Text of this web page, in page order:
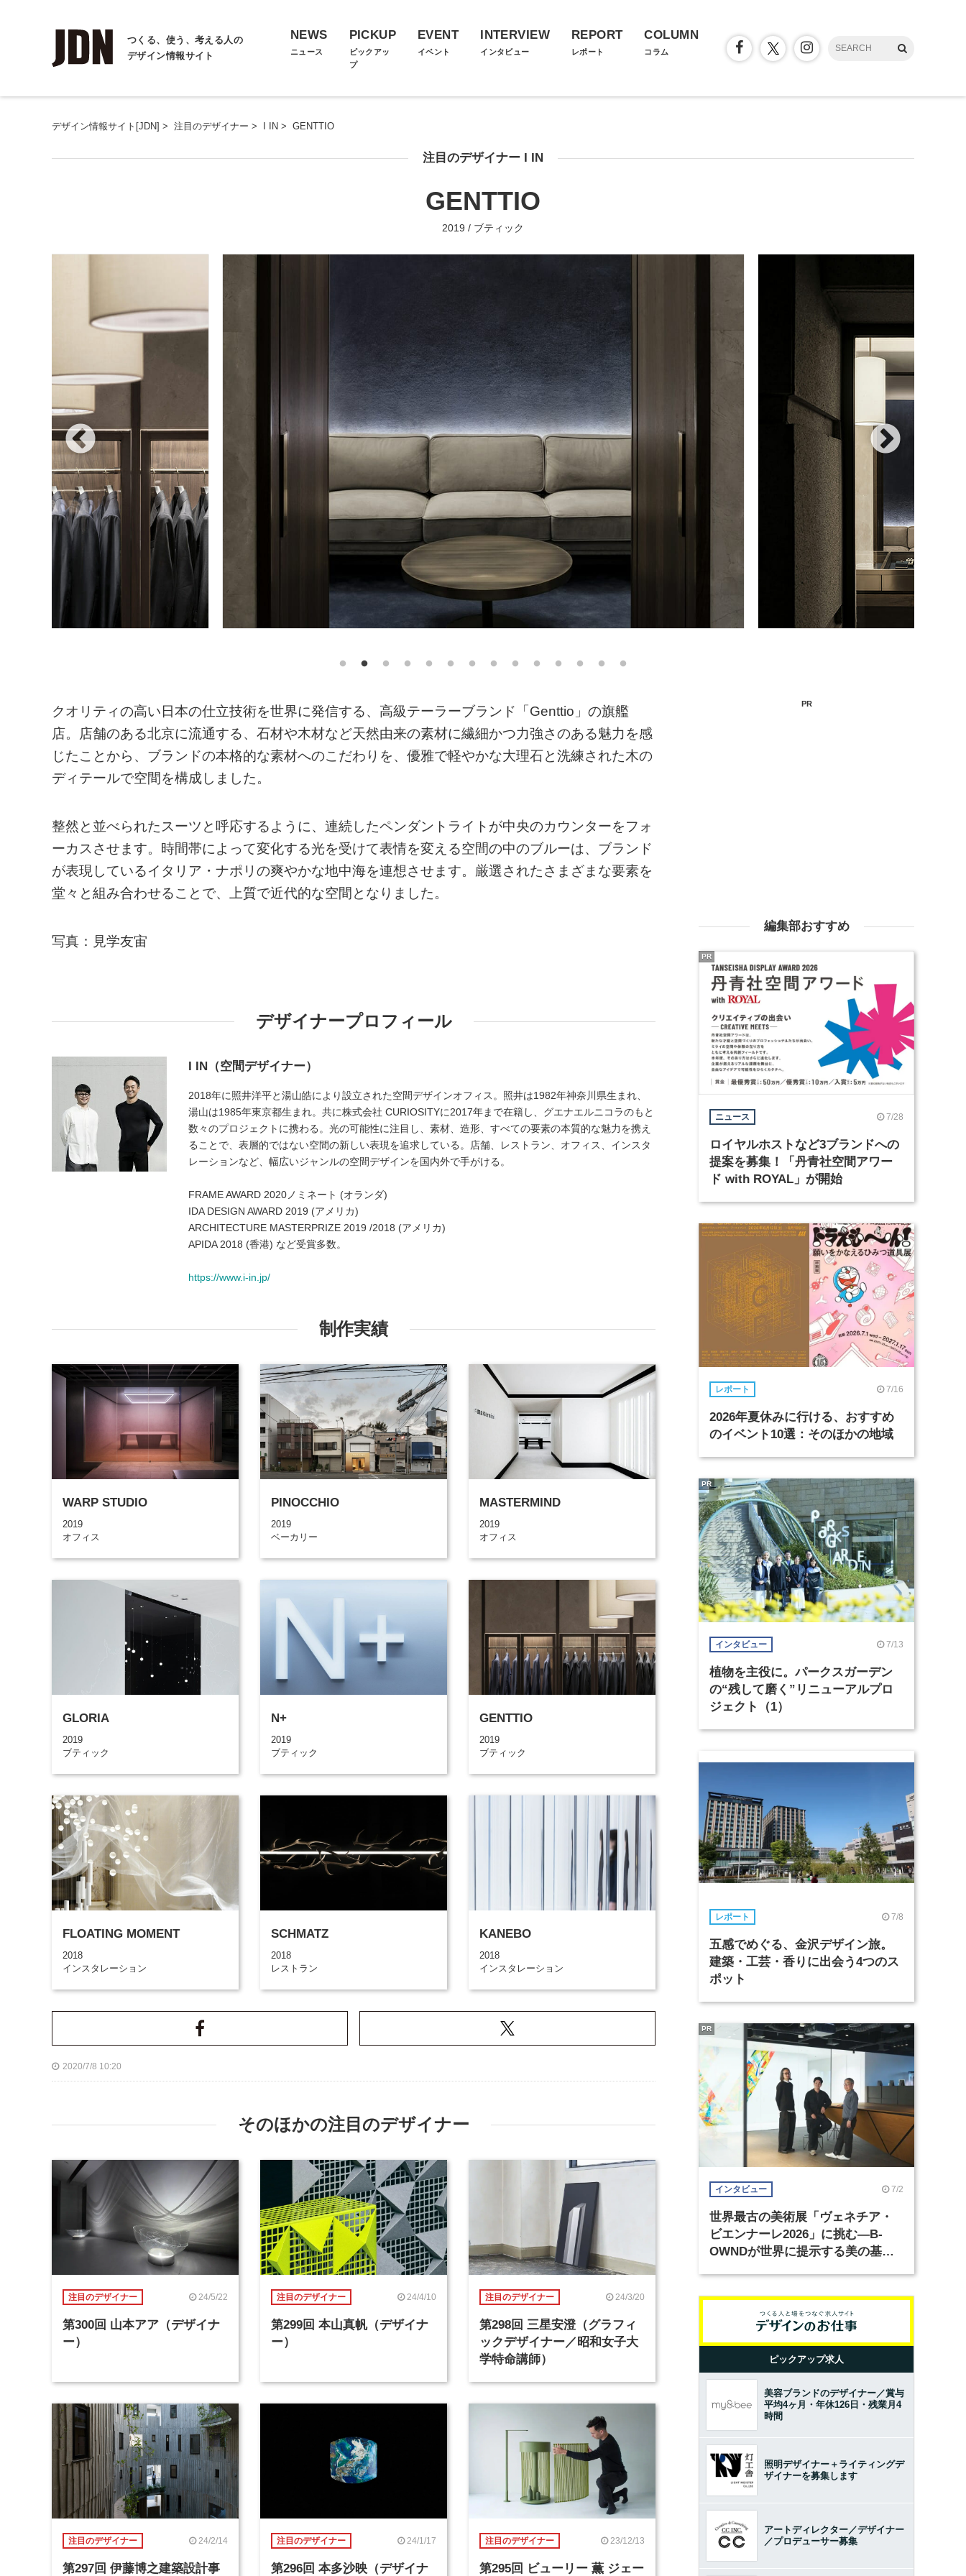
つくる、使う、考える人の
デザイン情報サイト
NEWS
ニュース
PICKUP
ピックアッ
プ
EVENT
イベント
INTERVIEW
インタビュー
REPORT
レポート
COLUMN
コラム
デザイン情報サイト[JDN] > 注目のデザイナー > I IN > GENTTIO
注目のデザイナー I IN
GENTTIO
2019 / ブティック
クオリティの高い日本の仕立技術を世界に発信する、高級テーラーブランド「Genttio」の旗艦
店。店舗のある北京に流通する、石材や木材など天然由来の素材に繊細かつ力強さのある魅力を感
じたことから、ブランドの本格的な素材へのこだわりを、優雅で軽やかな大理石と洗練された木の
ディテールで空間を構成しました。
整然と並べられたスーツと呼応するように、連続したペンダントライトが中央のカウンターをフォ
ーカスさせます。時間帯によって変化する光を受けて表情を変える空間の中のブルーは、ブランド
が表現しているイタリア・ナポリの爽やかな地中海を連想させます。厳選されたさまざまな要素を
堂々と組み合わせることで、上質で近代的な空間となりました。
写真：見学友宙
デザイナープロフィール
I IN（空間デザイナー）
2018年に照井洋平と湯山皓により設立された空間デザインオフィス。照井は1982年神奈川県生まれ、
湯山は1985年東京都生まれ。共に株式会社 CURIOSITYに2017年まで在籍し、グエナエルニコラのもと
数々のプロジェクトに携わる。光の可能性に注目し、素材、造形、すべての要素の本質的な魅力を携え
ることで、表層的ではない空間の新しい表現を追求している。店舗、レストラン、オフィス、インスタ
レーションなど、幅広いジャンルの空間デザインを国内外で手がける。
FRAME AWARD 2020ノミネート (オランダ)
IDA DESIGN AWARD 2019 (アメリカ)
ARCHITECTURE MASTERPRIZE 2019 /2018 (アメリカ)
APIDA 2018 (香港) など受賞多数。
https://www.i-in.jp/
制作実績
WARP STUDIO
2019
オフィス
PINOCCHIO
2019
ベーカリー
MASTERMIND
2019
オフィス
GLORIA
2019
ブティック
N+
2019
ブティック
GENTTIO
2019
ブティック
FLOATING MOMENT
2018
インスタレーション
SCHMATZ
2018
レストラン
KANEBO
2018
インスタレーション
2020/7/8 10:20
そのほかの注目のデザイナー
注目のデザイナー 24/5/22
第300回 山本アア（デザイナ
ー）
注目のデザイナー 24/4/10
第299回 本山真帆（デザイナ
ー）
注目のデザイナー 24/3/20
第298回 三星安澄（グラフィ
ックデザイナー／昭和女子大
学特命講師）
注目のデザイナー 24/2/14
第297回 伊藤博之建築設計事
注目のデザイナー 24/1/17
第296回 本多沙映（デザイナ
注目のデザイナー 23/12/13
第295回 ビューリー 薫 ジェー
PR
編集部おすすめ
ニュース 7/28
ロイヤルホストなど3ブランドへの
提案を募集！「丹青社空間アワー
ド with ROYAL」が開始
PR
レポート 7/16
2026年夏休みに行ける、おすすめ
のイベント10選：そのほかの地域
インタビュー 7/13
植物を主役に。パークスガーデン
の“残して磨く”リニューアルプロ
ジェクト（1）
PR
レポート 7/8
五感でめぐる、金沢デザイン旅。
建築・工芸・香りに出会う4つのス
ポット
インタビュー 7/2
世界最古の美術展「ヴェネチア・
ビエンナーレ2026」に挑む―B-
OWNDが世界に提示する美の基準
PR
ピックアップ求人
美容ブランドのデザイナー／賞与
平均4ヶ月・年休126日・残業月4
時間
照明デザイナー＋ライティングデ
ザイナーを募集します
アートディレクター／デザイナー
／プロデューサー募集